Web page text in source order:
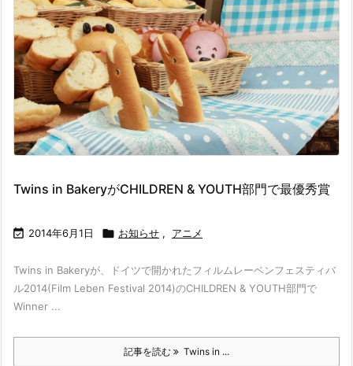
Twins in BakeryがCHILDREN & YOUTH部門で最優秀賞
 2014年6月1日  お知らせ , アニメ
Twins in Bakeryが、ドイツで開かれたフィルムレーベンフェスティバ
ル2014(Film Leben Festival 2014)のCHILDREN & YOUTH部門で
Winner ...
記事を読む Twins in ...